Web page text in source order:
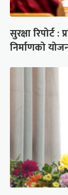
सुरक्षा रिपोर्ट
निर्माणको